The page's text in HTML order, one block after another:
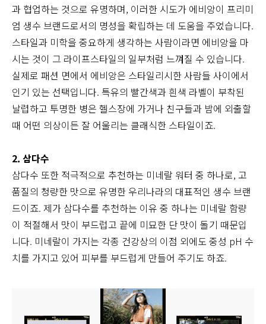
과 협업하는 것으로 유명하며, 이러한 시도가 에비앙이 프리미
엄 생수 브랜드로서의 명성을 확립하는 데 도움을 주었습니다.
스타일과 미학을 중요하게 생각하는 사람이라면 에비앙을 마
시는 것이 그 라이프스타일의 일부처럼 느껴질 수 있습니다.
실제로 패션 면에서 에비앙은 스타일리시한 사람들 사이에서
인기 있는 선택입니다. 특유의 빨간색과 흰색 라벨이 부착된
날렵하고 투명한 병은 헬스장에 가거나 친구들과 밤에 외출할
때 어떤 의상이든 잘 어울리는 클래식한 스타일이죠.
2. 삼다수
삼다수 또한 적극적으로 추천하는 미네랄 워터 중 하나로, 고
품질의 청량한 맛으로 유명한 우리나라의 대표적인 생수 브랜
드이죠. 제가 삼다수를 추천하는 이유 중 하나는 미네랄 함량
이 적절해서 맛이 부드럽고 끝에 미묘한 단 맛이 돌기 때문입
니다. 미네랄이 가지는 각종 건강상의 이점 외에도 중성 pH 수
치를 가지고 있어 피부를 부드럽게 만들어 주기도 하죠.